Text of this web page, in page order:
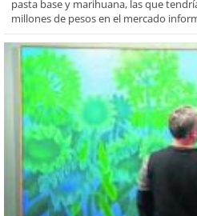
pasta base y marihuana, las que
millones de pesos en el mercado